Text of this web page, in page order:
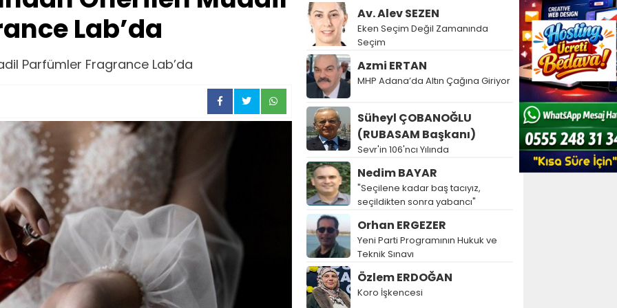
Lab’da
Parfümler Fragrance Lab’da
Av. Alev SEZEN
Eken Seçim Değil Zamanında
Seçim
Azmi ERTAN
MHP Adana’da Altın Çağına Giriyor
Süheyl ÇOBANOĞLU
(RUBASAM Başkanı)
Sevr'in 106'ncı Yılında
Nedim BAYAR
"Seçilene kadar baş tacıyız,
seçildikten sonra yabancı"
Orhan ERGEZER
Yeni Parti Programının Hukuk ve
Teknik Sınavı
Özlem ERDOĞAN
Koro İşkencesi